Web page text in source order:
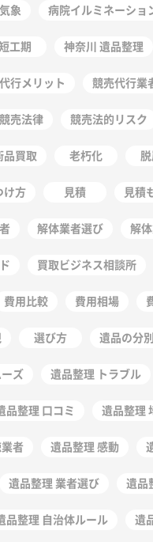
象 病院イルミネーショ
工期 神奈川 遺品整理
行メリット 競売代行業
競売法律 競売法的リスク
品買取 老朽化
け方 見積 見積
解体業者選び 解
買取ビジネス相談所
費用比較 費用相場
選び方 遺品の分別
ズ 遺品整理 トラブル
品整理 口コミ 遺品整理
者 遺品整理 感動
遺品整理 業者選び 遺品
品整理 自治体ルール 遺